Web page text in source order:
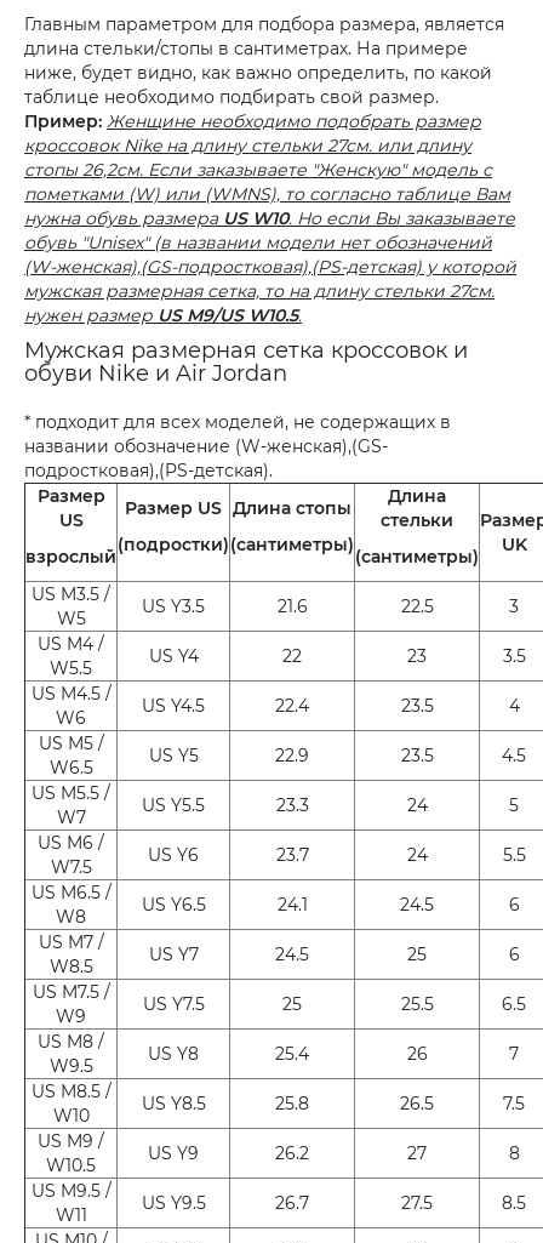
Главным параметром для подбора размера, является
длина стельки/стопы в сантиметрах. На примере
ниже, будет видно, как важно определить, по какой
таблице необходимо подбирать свой размер.
Пример: Женщине необходимо подобрать размер
кроссовок Nike на длину стельки 27см. или длину
стопы 26,2см. Если заказываете "Женскую" модель с
пометками (W) или (WMNS), то согласно таблице Вам
нужна обувь размера US W10. Но если Вы заказываете
обувь "Unisex" (в названии модели нет обозначений
(W-женская),(GS-подростковая),(PS-детская) у которой
мужская размерная сетка, то на длину стельки 27см.
нужен размер US M9/US W10.5.
Мужская размерная сетка кроссовок и
обуви Nike и Air Jordan
* подходит для всех моделей, не содержащих в
названии обозначение (W-женская),(GS-
подростковая),(PS-детская).
Размер
US
взрослый
Размер US
(подростки)
Длина стопы
(сантиметры)
Длина
стельки
(сантиметры)
UK
US M3.5 /
W5
US Y3.5 21.6 22.5
3
US M4 /
W5.5
US Y4 22 23
3.5
US M4.5 /
W6
US Y4.5 22.4 23.5
4
US M5 /
W6.5
US Y5 22.9 23.5
4.5
US M5.5 /
W7
US Y5.5 23.3 24
5
US M6 /
W7.5
US Y6 23.7 24
5.5
US M6.5 /
W8
US Y6.5 24.1 24.5
6
US M7 /
W8.5
US Y7 24.5 25
6
US M7.5 /
W9
US Y7.5 25 25.5
6.5
US M8 /
W9.5
US Y8 25.4 26
7
US M8.5 /
W10
US Y8.5 25.8 26.5
7.5
US M9 /
W10.5
US Y9 26.2 27
8
US M9.5 /
W11
US Y9.5 26.7 27.5
8.5